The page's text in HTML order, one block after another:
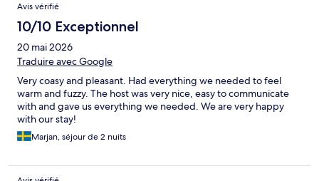
Avis vérifié
10/10 Exceptionnel
20 mai 2026
Traduire avec Google
Very coasy and pleasant. Had everything we needed to feel
warm and fuzzy. The host was very nice, easy to communicate
with and gave us everything we needed. We are very happy
with our stay!
Marjan, séjour de 2 nuits